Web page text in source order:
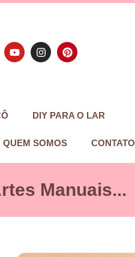
DIY PARA O LAR
QUEM SOMOS CONTATO
Manuais...